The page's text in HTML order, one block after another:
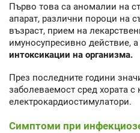
Първо това са аномалии на
апарат, различни пороци на
възраст, прием на
имуносупресивно действие, а
интоксикации на организма.
През последните години
заболеваемост сред хората
електрокардиостимулатори.
Симптоми при